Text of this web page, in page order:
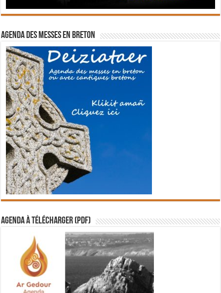
Agenda des messes en breton
Agenda à télécharger (PDF)